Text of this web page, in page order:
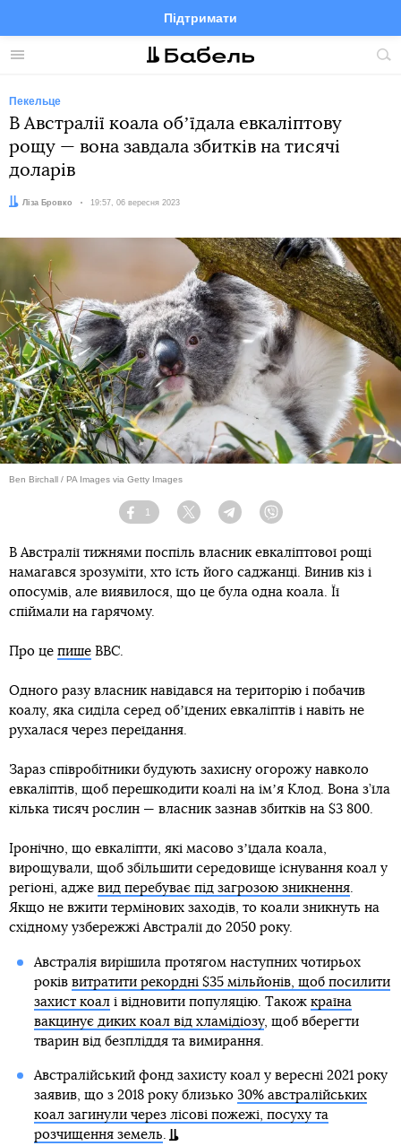
Меню
Підтримати
FacebookTelegramTwitter
Пекельце
В Австралії коала обʼїдала евкаліптову
рощу — вона завдала збитків на тисячі
доларів
Автор:
Ліза Бровко Дата:
19:57, 06 вересня 2023
Ben Birchall / PA Images via Getty Images
Facebook
1
Twitter TelegramViber
В Австралії тижнями поспіль власник евкаліптової рощі
намагався зрозуміти, хто їсть його саджанці. Винив кіз і
опосумів, але виявилося, що це була одна коала. Її
спіймали на гарячому.
Про це пише BBC.
Одного разу власник навідався на територію і побачив
коалу, яка сиділа серед обʼїдених евкаліптів і навіть не
рухалася через переїдання.
Зараз співробітники будують захисну огорожу навколо
евкаліптів, щоб перешкодити коалі на імʼя Клод. Вона з’їла
кілька тисяч рослин — власник зазнав збитків на $3 800.
Іронічно, що евкаліпти, які масово зʼїдала коала,
вирощували, щоб збільшити середовище існування коал у
регіоні, адже вид перебуває під загрозою зникнення.
Якщо не вжити термінових заходів, то коали зникнуть на
східному узбережжі Австралії до 2050 року.
Австралія вирішила протягом наступних чотирьох
років витратити рекордні $35 мільйонів, щоб посилити
захист коалі відновити популяцію. Також країна
вакцинує диких коал від хламідіозу, щоб вберегти
тварин від безпліддя та вимирання.
Австралійський фонд захисту коал у вересні 2021 року
заявив, що з 2018 року близько 30% австралійських
коал загинули через лісові пожежі, посуху та
розчищення земель.